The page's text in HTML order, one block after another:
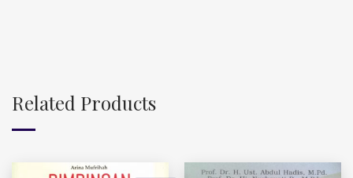
Related Products